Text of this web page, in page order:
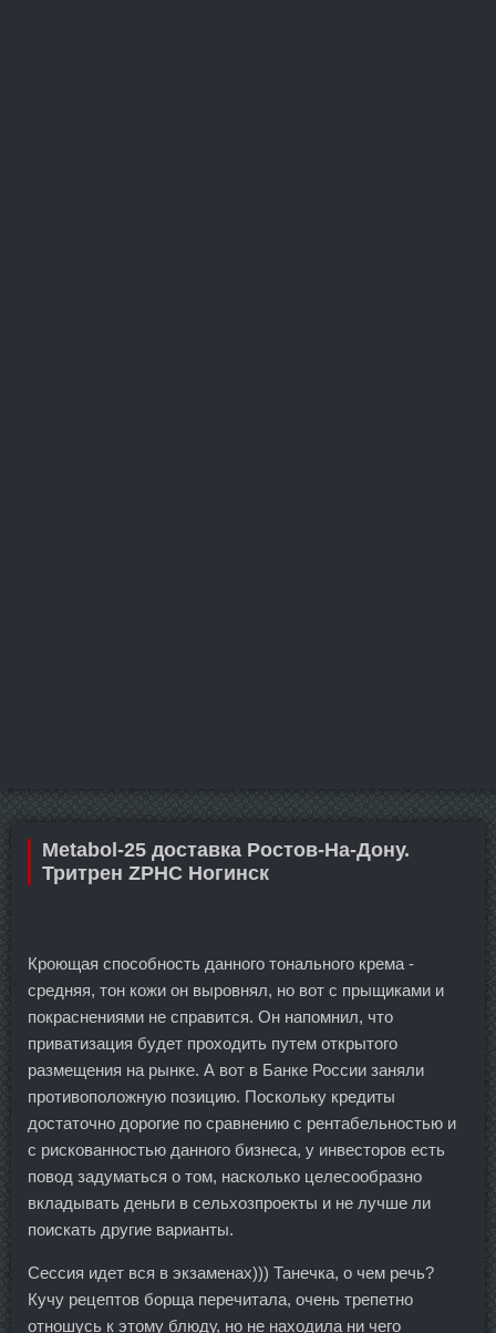
Metabol-25 доставка Ростов-На-Дону.
Тритрен ZPHC Ногинск
Кроющая способность данного тонального крема -
средняя, тон кожи он выровнял, но вот с прыщиками и
покраснениями не справится. Он напомнил, что
приватизация будет проходить путем открытого
размещения на рынке. А вот в Банке России заняли
противоположную позицию. Поскольку кредиты
достаточно дорогие по сравнению с рентабельностью и
с рискованностью данного бизнеса, у инвесторов есть
повод задуматься о том, насколько целесообразно
вкладывать деньги в сельхозпроекты и не лучше ли
поискать другие варианты.
Сессия идет вся в экзаменах))) Танечка, о чем речь?
Кучу рецептов борща перечитала, очень трепетно
отношусь к этому блюду, но не находила ни чего